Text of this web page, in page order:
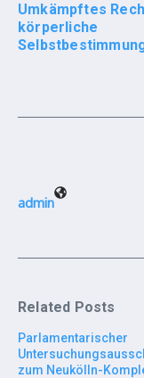
Umkämpftes
körperliche
admin
Related Posts
Parlamentarischer
zum Neukölln-